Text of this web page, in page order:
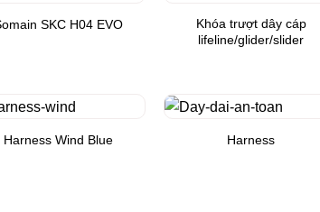
Add to
SKC H04 EVO
Add to
Wishlist
Khóa trượt dây cáp
lifeline/glider/slider
Add to
Harness Wind Blue Harness